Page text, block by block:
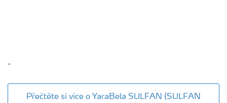
-
Přečtěte si více o YaraBela SULFAN (SULFAN